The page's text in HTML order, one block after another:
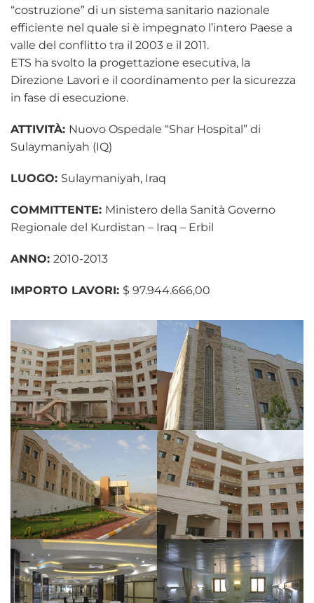
“costruzione” di un sistema sanitario nazionale
efficiente nel quale si è impegnato l’intero Paese a
valle del conflitto tra il 2003 e il 2011.
ETS ha svolto la progettazione esecutiva, la
Direzione Lavori e il coordinamento per la sicurezza
in fase di esecuzione.
ATTIVITÀ: Nuovo Ospedale “Shar Hospital” di
Sulaymaniyah (IQ)
LUOGO: Sulaymaniyah, Iraq
COMMITTENTE: Ministero della Sanità Governo
Regionale del Kurdistan – Iraq – Erbil
ANNO: 2010-2013
IMPORTO LAVORI: $ 97.944.666,00